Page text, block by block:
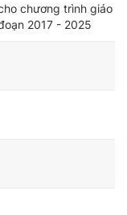
chương trình giáo
2017 - 2025